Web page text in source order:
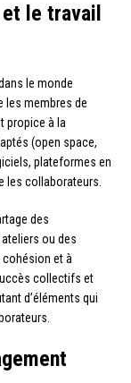
le travail
le monde
les membres de
propice à la
(open space,
plateformes en
les collaborateurs.
des
ou des
et à
collectifs et
d’éléments qui